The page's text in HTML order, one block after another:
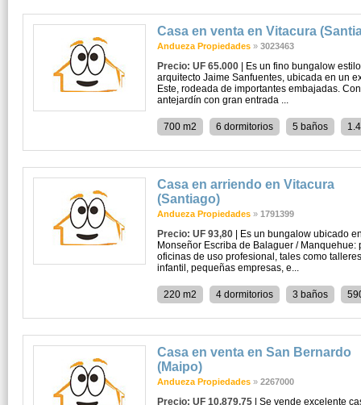
Casa en venta en Vitacura
Andueza Propiedades » 3023463
Precio: UF 65.000 | Es un fino bungalow
arquitecto Jaime Sanfuentes, ubicada en un
Este, rodeada de importantes embajadas.
antejardín con gran entrada ...
700 m2 6 dormitorios 5 baños
Casa en arriendo en Vitacura
(Santiago)
Andueza Propiedades » 1791399
Precio: UF 93,80 | Es un bungalow ubicado
Monseñor Escriba de Balaguer /
oficinas de uso profesional, tales como
infantil, pequeñas empresas, e...
220 m2 4 dormitorios 3 baños
Casa en venta en San Bernardo
(Maipo)
Andueza Propiedades » 2267000
Precio: UF 10.879,75 | Se vende excelente